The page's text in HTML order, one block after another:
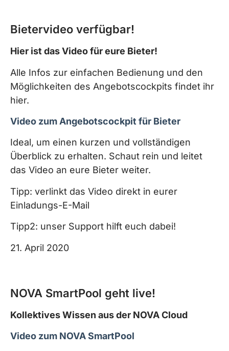
Bietervideo verfügbar!
Hier ist das Video für eure Bieter!
Alle Infos zur einfachen Bedienung und den
Möglichkeiten des Angebotscockpits findet ihr
hier.
Video zum Angebotscockpit für Bieter
Ideal, um einen kurzen und vollständigen
Überblick zu erhalten. Schaut rein und leitet
das Video an eure Bieter weiter.
Tipp: verlinkt das Video direkt in eurer
Einladungs-E-Mail
Tipp2: unser Support hilft euch dabei!
21. April 2020
NOVA SmartPool geht live!
Kollektives Wissen aus der NOVA Cloud
Video zum NOVA SmartPool